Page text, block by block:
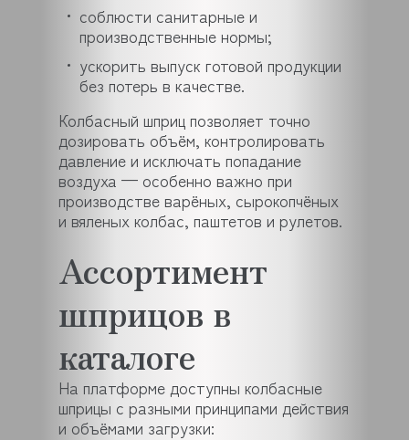
соблюсти санитарные и
производственные нормы;
ускорить выпуск готовой продукции
без потерь в качестве.
Колбасный шприц позволяет точно
дозировать объём, контролировать
давление и исключать попадание
воздуха — особенно важно при
производстве варёных, сырокопчёных
и вяленых колбас, паштетов и рулетов.
Ассортимент
шприцов в
каталоге
На платформе доступны колбасные
шприцы с разными принципами действия
и объёмами загрузки: